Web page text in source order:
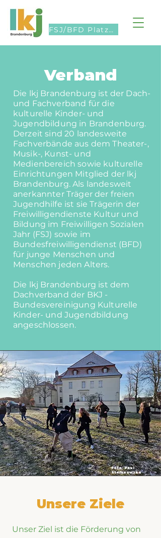
FSJ/BFD Platzsuche
Verband
Die lkj Brandenburg ist der Dach-
und Fachverband für die
kulturelle Kinder- und
Jugendbildung in Brandenburg.
Derzeit sind 20 landesweite
Fachverbände aus dem Theater-,
Musik-, Kunst- und
Medienbereich sowie kulturelle
Einrichtungen Mitglied der lkj
Brandenburg. Als landesweit
anerkannter Träger der freien
Jugendhilfe ist sie Trägerin der
Freiwilligendienste Kultur und
Bildung im Freiwilligen Sozialen
Jahr (FSJ) sowie im
Bundesfreiwilligendienst (BFD)
für junge Menschen und
Menschen jeden Alters.
Die lkj Brandenburg ist dem
Dachverband der BKJ -
Bundesvereinigung Kulturelle
Kinder- und Jugendbildung
angeschlossen.
Foto: Paul
Stefanowske
Unsere Ziele
Unser Ziel ist die Förderung von